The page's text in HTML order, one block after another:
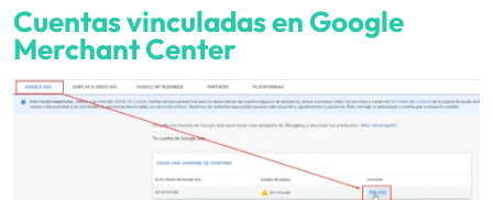
Cuentas vinculadas en Google
Merchant Center